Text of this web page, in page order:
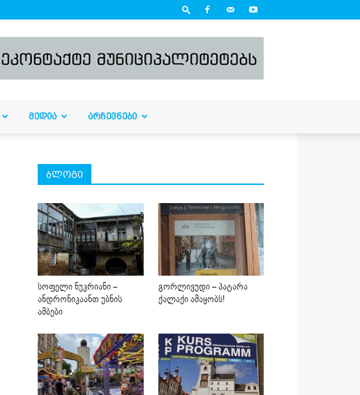
ᲛᲔᲓᲘᲐ ᲐᲠᲩᲔᲕᲜᲔᲑᲘ
ბლოგი
სოფელი ნუკრიანი –
ანდრონიკაანთ უბნის
ამბები
გორლივუდი – პატარა
ქალაქი ამაყობს!